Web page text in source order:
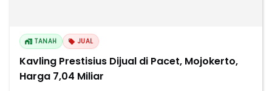
TANAH JUAL
Kavling Prestisius Dijual di Pacet, Mojokerto,
Harga 7,04 Miliar